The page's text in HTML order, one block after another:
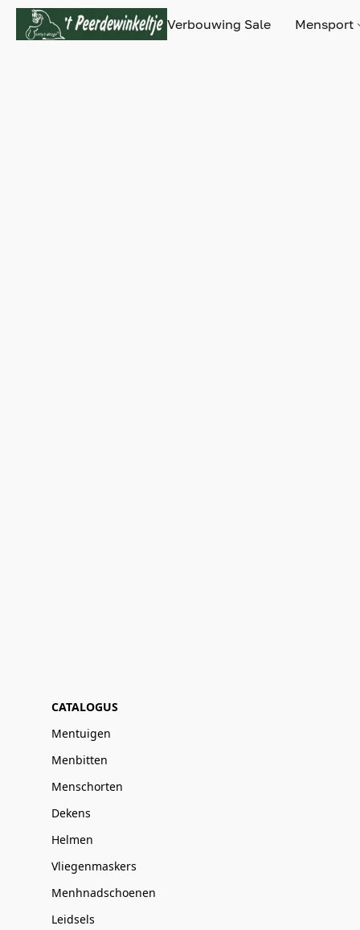
Verbouwing Sale Mensport
CATALOGUS
Mentuigen
Menbitten
Menschorten
Dekens
Helmen
Vliegenmaskers
Menhnadschoenen
Leidsels